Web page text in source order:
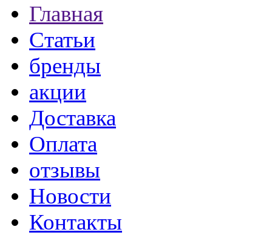
Главная
Статьи
бренды
акции
Доставка
Оплата
отзывы
Новости
Контакты